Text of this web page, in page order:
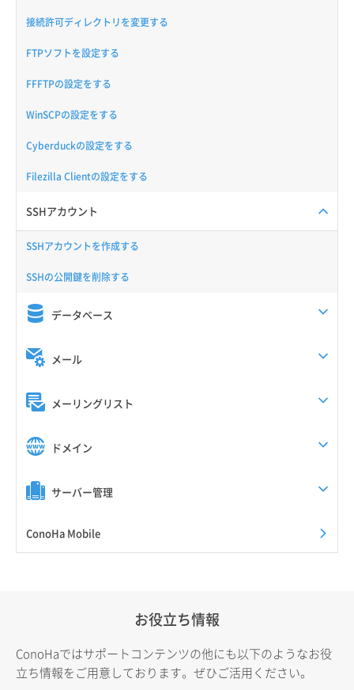
接続許可ディレクトリを変更する
FTPソフトを設定する
FFFTPの設定をする
WinSCPの設定をする
Cyberduckの設定をする
Filezilla Clientの設定をする
SSHアカウント
SSHアカウントを作成する
SSHの公開鍵を削除する
データベース
メール
メーリングリスト
ドメイン
サーバー管理
ConoHa Mobile
お役立ち情報
ConoHaではサポートコンテンツの他にも以下のようなお役
立ち情報をご用意しております。ぜひご活用ください。